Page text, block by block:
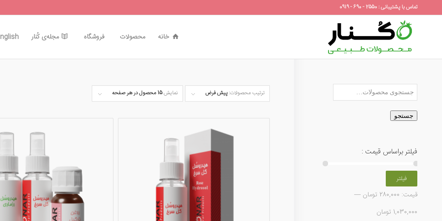
تماس با پشتیبانی : 2550 - 690 - 0919
خانه محصولات فروشگاه مجله‌ی کُنار
ترتیب محصولات:پیش فرض نمایش15 محصول در هر صفحه
جستجو
فیلتر براساس قیمت :
فیلتر
قیمت: 280,000 تومان
—
1,030,000 تومان